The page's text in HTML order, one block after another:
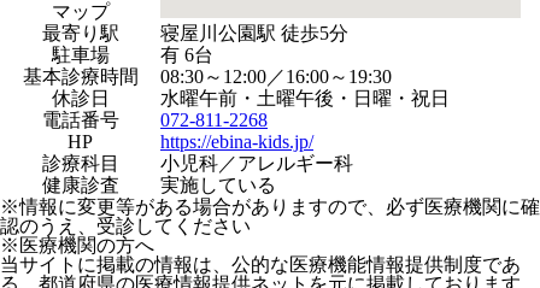
マップ
最寄り駅
寝屋川公園駅 徒歩5分
駐車場
有 6台
基本診療時間
08:30～12:00／16:00～19:30
休診日
水曜午前・土曜午後・日曜・祝日
電話番号
072-811-2268
HP
https://ebina-kids.jp/
診療科目
小児科／アレルギー科
健康診査
実施している
※情報に変更等がある場合がありますので、必ず医療機関に確
認のうえ、受診してください
※医療機関の方へ
当サイトに掲載の情報は、公的な医療機能情報提供制度であ
る、都道府県の医療情報提供ネットを元に掲載しております